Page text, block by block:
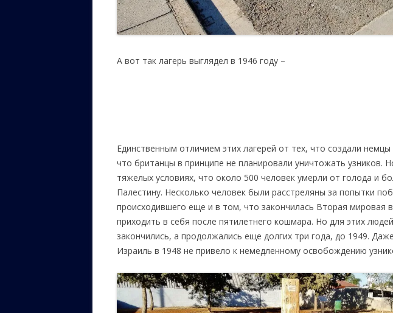
А вот так лагерь выглядел в 1946 году –
Единственным отличием этих лагерей от тех, что создали
что британцы в принципе не планировали уничтожать узников.
тяжелых условиях, что около 500 человек умерли от голода и
Палестину. Несколько человек были расстреляны за попытки
происходившего еще и в том, что закончилась Вторая мировая
приходить в себя после пятилетнего кошмара. Но для этих
закончились, а продолжались еще долгих три года, до 1949.
Израиль в 1948 не привело к немедленному освобождению